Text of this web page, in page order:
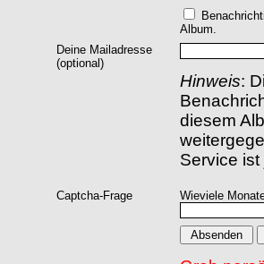
Album.
Deine Mailadresse
(optional)
Hinweis:
diesem
Service
Captcha-Frage Wieviele